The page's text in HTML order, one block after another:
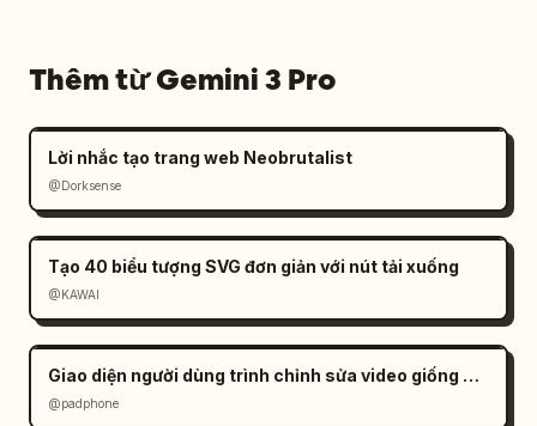
Thêm từ Gemini 3 Pro
Lời nhắc tạo trang web Neobrutalist
@Dorksense
Tạo 40 biểu tượng SVG đơn giản với nút tải xuống
@KAWAI
Giao diện người dùng trình chỉnh sửa video giống CapCut trong Gemini
@padphone